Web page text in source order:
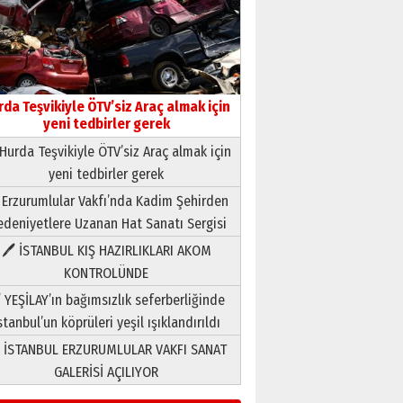
Teşvikiyle ÖTV’siz Araç almak için
yeni tedbirler gerek
Teşvikiyle ÖTV’siz Araç almak için
yeni tedbirler gerek
Vakfı’nda Kadim Şehirden
Uzanan Hat Sanatı Sergisi
🖊 İSTANBUL KIŞ HAZIRLIKLARI AKOM
KONTROLÜNDE
bağımsızlık seferberliğinde
köprüleri yeşil ışıklandırıldı
ERZURUMLULAR VAKFI SANAT
GALERİSİ AÇILIYOR
Yıldırım Gündoğdu
HAVVA’NIN ÜÇ KIZI
09 Temmuz 2026 Perşembe
Yusuf POLAT
Şampiyonluk Sebahattin
Şirin’e yazar
11 Mayıs 2026 Pazartesi
Neşat YALÇIN
Paranın Aile Kültüründeki Yeri
03 Ağustos 2026 Pazartesi
Yıldırım Gündoğdu
HAVVA’NIN ÜÇ KIZI
09 Temmuz 2026 Perşembe
Yusuf POLAT
Şampiyonluk Sebahattin